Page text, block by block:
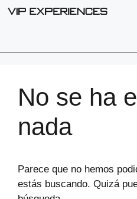
No se ha
nada
Parece que no hemos
estás buscando. Quizá